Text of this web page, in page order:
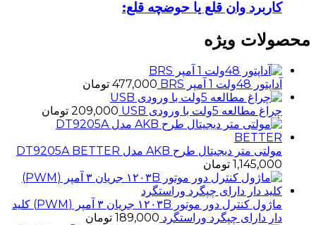
کاربرد وان قلع یا حوضچه قلع:
محصولات ویژه
آداپتور 48ولت 1 آمپر BRS 477,000 تومان
چراغ مطالعه 5ولت با ورودی USB
209,000 تومان
مولتی متر دیجیتال طرح AKB مدل DT9205A BETTER
1,145,000 تومان
ماژول کنترل دور موتور ۱۲۰۳B جریان ۳ آمپر (PWM) کلید
دار دارای چپگرد وراستگرد 189,000 تومان